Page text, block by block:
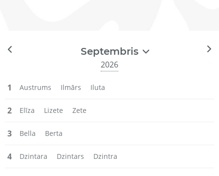
Septembris
2026
1 Austrums Ilmārs Iluta
2 Elīza Lizete Zete
3 Bella Berta
4 Dzintara Dzintars Dzintra